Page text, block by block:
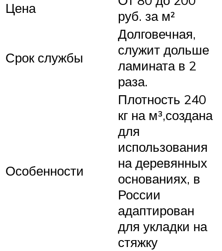
Цена
руб. за м²
Срок службы
Долговечная,
служит дольше
ламината в 2
раза.
Особенности
Плотность 240
кг на м³,создана
для
использования
на деревянных
основаниях, в
России
адаптирован
для укладки на
стяжку